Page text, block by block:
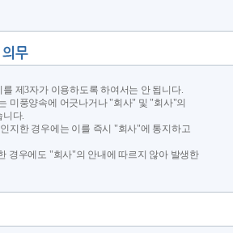
제3자가 이용하도록 하여서는 안 됩니다.
미풍양속에 어긋나거나 "회사" 및 "회사"의
다.
지한 경우에는 이를 즉시 "회사"에 통지하고
경우에도 "회사"의 안내에 따르지 않아 발생한